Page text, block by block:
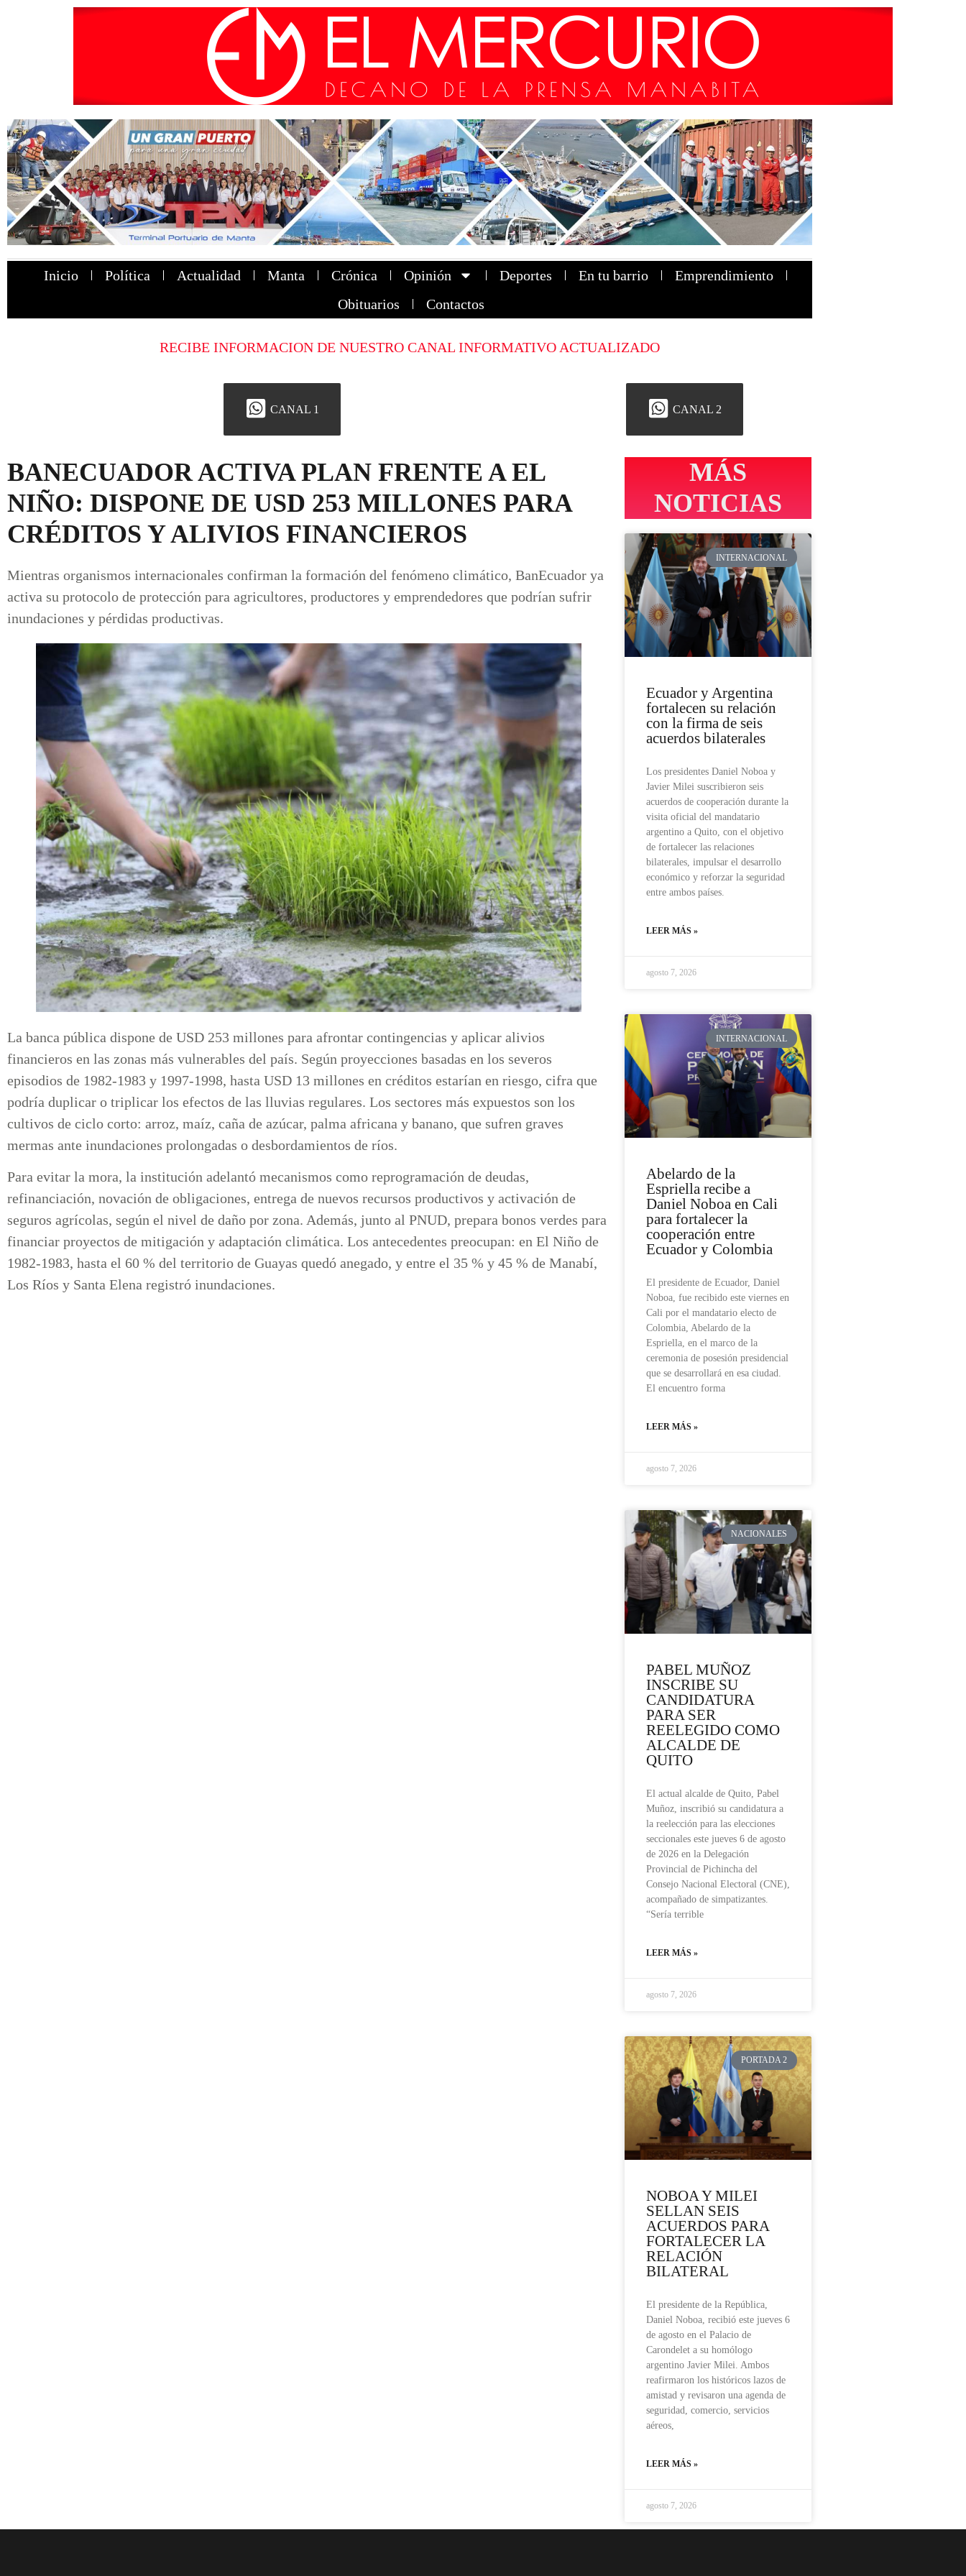
Inicio Política Actualidad Manta Crónica Opinión Deportes En tu barrio
Emprendimiento
Obituarios
Contactos
RECIBE INFORMACION DE NUESTRO CANAL INFORMATIVO ACTUALIZADO
CANAL 1 CANAL 2
BANECUADOR ACTIVA PLAN FRENTE A EL
NIÑO: DISPONE DE USD 253 MILLONES PARA
CRÉDITOS Y ALIVIOS FINANCIEROS
Mientras organismos internacionales confirman la formación del fenómeno climático, BanEcuador ya
activa su protocolo de protección para agricultores, productores y emprendedores que podrían sufrir
inundaciones y pérdidas productivas.
La banca pública dispone de USD 253 millones para afrontar contingencias y aplicar alivios
financieros en las zonas más vulnerables del país. Según proyecciones basadas en los severos
episodios de 1982-1983 y 1997-1998, hasta USD 13 millones en créditos estarían en riesgo, cifra que
podría duplicar o triplicar los efectos de las lluvias regulares. Los sectores más expuestos son los
cultivos de ciclo corto: arroz, maíz, caña de azúcar, palma africana y banano, que sufren graves
mermas ante inundaciones prolongadas o desbordamientos de ríos.
Para evitar la mora, la institución adelantó mecanismos como reprogramación de deudas,
refinanciación, novación de obligaciones, entrega de nuevos recursos productivos y activación de
seguros agrícolas, según el nivel de daño por zona. Además, junto al PNUD, prepara bonos verdes para
financiar proyectos de mitigación y adaptación climática. Los antecedentes preocupan: en El Niño de
1982-1983, hasta el 60 % del territorio de Guayas quedó anegado, y entre el 35 % y 45 % de Manabí,
Los Ríos y Santa Elena registró inundaciones.
MÁS
NOTICIAS
INTERNACIONAL
Ecuador y Argentina
fortalecen su relación
con la firma de seis
acuerdos bilaterales
Los presidentes Daniel Noboa y
Javier Milei suscribieron seis
acuerdos de cooperación durante la
visita oficial del mandatario
argentino a Quito, con el objetivo
de fortalecer las relaciones
bilaterales, impulsar el desarrollo
económico y reforzar la seguridad
entre ambos países.
LEER MÁS »
agosto 7, 2026
INTERNACIONAL
Abelardo de la
Espriella recibe a
Daniel Noboa en Cali
para fortalecer la
cooperación entre
Ecuador y Colombia
El presidente de Ecuador, Daniel
Noboa, fue recibido este viernes en
Cali por el mandatario electo de
Colombia, Abelardo de la
Espriella, en el marco de la
ceremonia de posesión presidencial
que se desarrollará en esa ciudad.
El encuentro forma
LEER MÁS »
agosto 7, 2026
NACIONALES
PABEL MUÑOZ
INSCRIBE SU
CANDIDATURA
PARA SER
REELEGIDO COMO
ALCALDE DE
QUITO
El actual alcalde de Quito, Pabel
Muñoz, inscribió su candidatura a
la reelección para las elecciones
seccionales este jueves 6 de agosto
de 2026 en la Delegación
Provincial de Pichincha del
Consejo Nacional Electoral (CNE),
acompañado de simpatizantes.
“Sería terrible
LEER MÁS »
agosto 7, 2026
PORTADA 2
NOBOA Y MILEI
SELLAN SEIS
ACUERDOS PARA
FORTALECER LA
RELACIÓN
BILATERAL
El presidente de la República,
Daniel Noboa, recibió este jueves 6
de agosto en el Palacio de
Carondelet a su homólogo
argentino Javier Milei. Ambos
reafirmaron los históricos lazos de
amistad y revisaron una agenda de
seguridad, comercio, servicios
aéreos,
LEER MÁS »
agosto 7, 2026